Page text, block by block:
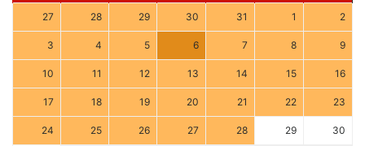
27 28 29 30 31 1 2
3 4 5 6 7 8 9
10 11 12 13 14 15 16
17 18 19 20 21 22 23
24 25 26 27 28 29 30